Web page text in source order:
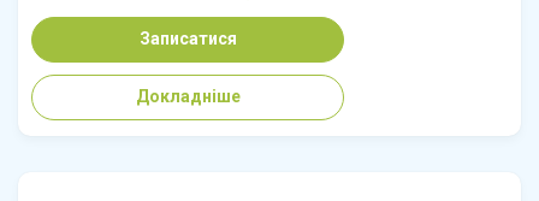
Записатися
Докладніше